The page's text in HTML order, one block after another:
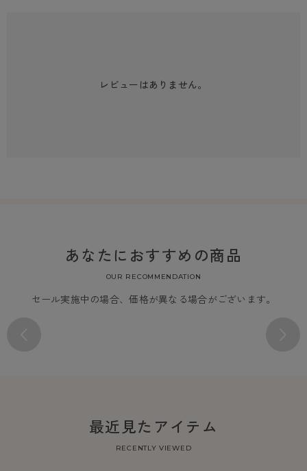
レビューはありません。
あなたにおすすめの商品
OUR RECOMMENDATION
セール実施中の場合、価格が異なる場合がございます。
最近見たアイテム
RECENTLY VIEWED